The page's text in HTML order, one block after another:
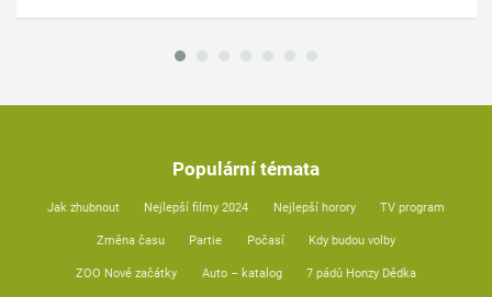
Populární témata
Jak zhubnout Nejlepší filmy 2024 Nejlepší horory TV program
Změna času Partie Počasí Kdy budou volby
ZOO Nové začátky Auto – katalog 7 pádů Honzy Dědka